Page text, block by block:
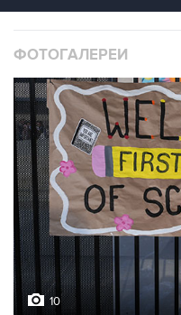
ФОТОГАЛЕРЕИ
10